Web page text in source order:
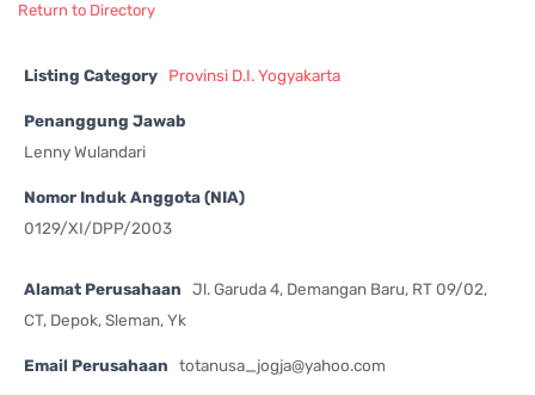
Return to Directory
Listing Category Provinsi D.I. Yogyakarta
Penanggung Jawab
Lenny Wulandari
Nomor Induk Anggota (NIA)
0129/XI/DPP/2003
Alamat Perusahaan
Jl. Garuda 4, Demangan Baru, RT 09/02,
CT, Depok, Sleman, Yk
Email Perusahaan totanusa_jogja@yahoo.com